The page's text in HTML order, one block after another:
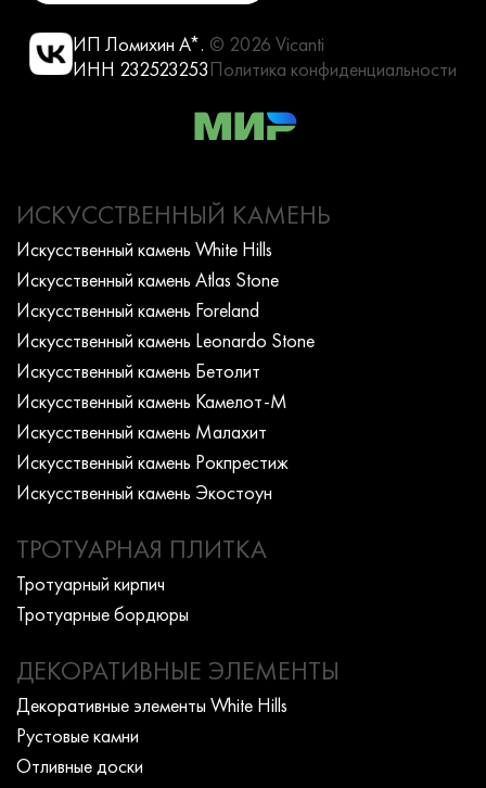
ИП Ломихин А*.
ИНН 232523253
© 2026 Vicanti
Политика конфиденциальности
ИСКУССТВЕННЫЙ КАМЕНЬ
Искусcтвенный камень White Hills
Искусcтвенный камень Atlas Stone
Искусcтвенный камень Foreland
Искусcтвенный камень Leonardo Stone
Искусcтвенный камень Бетолит
Искусcтвенный камень Камелот-М
Искусcтвенный камень Малахит
Искусcтвенный камень Рокпрестиж
Искусcтвенный камень Экостоун
ТРОТУАРНАЯ ПЛИТКА
Тротуарный кирпич
Тротуарные бордюры
ДЕКОРАТИВНЫЕ ЭЛЕМЕНТЫ
Декоративные элементы White Hills
Рустовые камни
Отливные доски